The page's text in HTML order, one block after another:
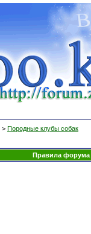
> Породные клубы собак
Правила форума